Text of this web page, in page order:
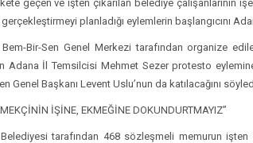
geçen ve işten çıkarılan belediye çalışanlarının
planladığı eylemlerin başlangıcını
Bem-Bir-Sen Genel Merkezi tarafından organize
Adana İl Temsilcisi Mehmet Sezer protesto
Genel Başkanı Levent Uslu’nun da katılacağını
İŞİNE, EKMEĞİNE DOKUNDURTMAYIZ”
tarafından 468 sözleşmeli memurun işten